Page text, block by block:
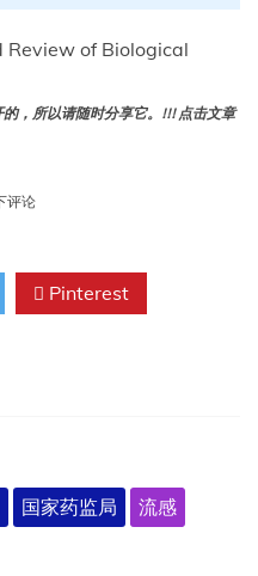
Review of Biological
，所以请随时分享它。!!! 点击文章
评论
Pinterest
国家药监局
流感